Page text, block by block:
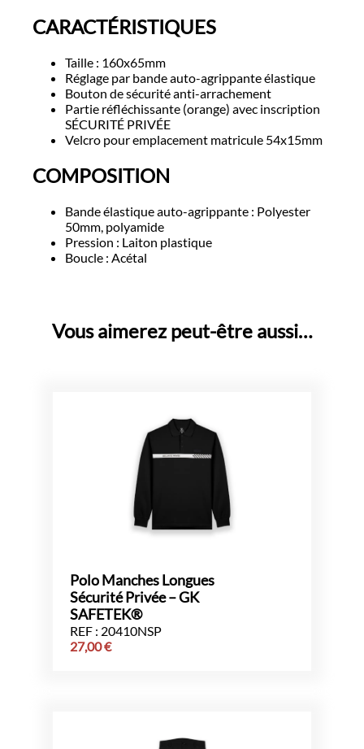
CARACTÉRISTIQUES
Taille : 160x65mm
Réglage par bande auto-agrippante élastique
Bouton de sécurité anti-arrachement
Partie réfléchissante (orange) avec inscription
SÉCURITÉ PRIVÉE
Velcro pour emplacement matricule 54x15mm
COMPOSITION
Bande élastique auto-agrippante : Polyester
50mm, polyamide
Pression : Laiton plastique
Boucle : Acétal
Vous aimerez peut-être aussi…
Polo Manches Longues
Sécurité Privée – GK
SAFETEK®
REF : 20410NSP
27,00€